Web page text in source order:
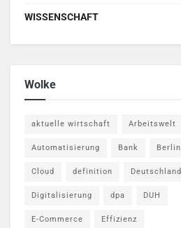
WISSENSCHAFT
Wolke
aktuelle wirtschaft Arbeitswelt
Automatisierung Bank Berlin
Cloud definition Deutschland
Digitalisierung dpa DUH
E-Commerce Effizienz